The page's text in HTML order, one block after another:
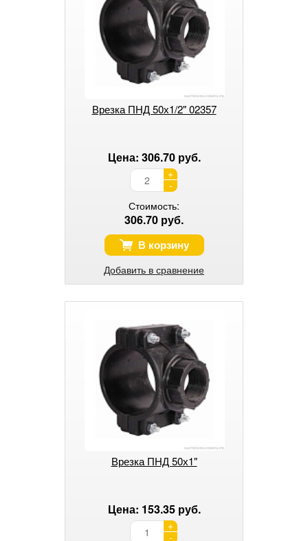
Врезка ПНД 50х1/2" 02357
Цена: 306.70 руб.
+
-
Стоимость:
306.70 руб.
В корзину
Добавить в сравнение
Врезка ПНД 50х1"
Цена: 153.35 руб.
+
-